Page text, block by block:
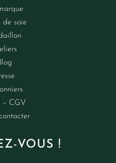
de soie
– CGV
VOUS !